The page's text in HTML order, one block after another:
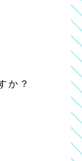
か？